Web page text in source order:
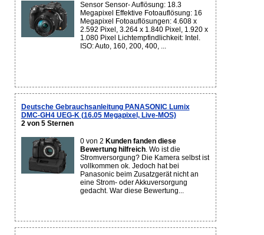
Sensor Sensor- Auflösung: 18.3
Megapixel Effektive Fotoauflösung: 16
Megapixel Fotoauflösungen: 4.608 x
2.592 Pixel, 3.264 x 1.840 Pixel, 1.920 x
1.080 Pixel Lichtempfindlichkeit: Intel.
ISO: Auto, 160, 200, 400, ...
Deutsche Gebrauchsanleitung PANASONIC Lumix
DMC-GH4 UEG-K (16.05 Megapixel, Live-MOS)
2 von 5 Sternen
0 von 2 Kunden fanden diese
Bewertung hilfreich. Wo ist die
Stromversorgung? Die Kamera selbst ist
vollkommen ok. Jedoch hat bei
Panasonic beim Zusatzgerät nicht an
eine Strom- oder Akkuversorgung
gedacht. War diese Bewertung...